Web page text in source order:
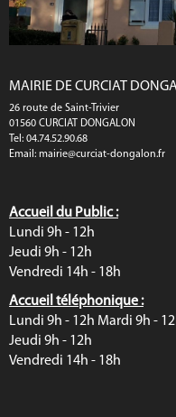
MAIRIE DE CURCIAT
26 route de Saint-Trivier
01560 CURCIAT DONGALON
Tel: 04.74.52.90.68
Email: mairie@curciat-dongalon.fr
Accueil du Public :
Lundi 9h - 12h
Jeudi 9h - 12h
Vendredi 14h - 18h
Accueil téléphonique :
Lundi 9h - 12h Mardi 9h -
Jeudi 9h - 12h
Vendredi 14h - 18h